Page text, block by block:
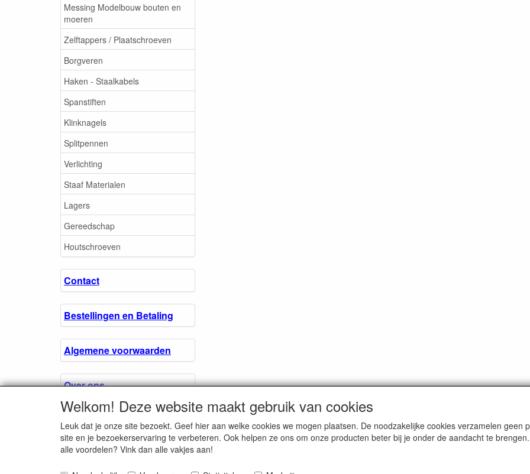
Messing Modelbouw bouten en
moeren
Zelftappers / Plaatschroeven
Borgveren
Haken - Staalkabels
Spanstiften
Klinknagels
Splitpennen
Verlichting
Staaf Materialen
Lagers
Gereedschap
Houtschroeven
Contact
Bestellingen en Betaling
Algemene voorwaarden
Over ons.
Privacyverklaring
Welkom! Deze website maakt gebruik van cookies
Leuk dat je onze site bezoekt. Geef hier aan welke cookies we mogen plaatsen. De noodzakelijke cookies verzamelen
site en je bezoekerservaring te verbeteren. Ook helpen ze ons om onze producten beter bij je onder de aandacht te
alle voordelen? Vink dan alle vakjes aan!